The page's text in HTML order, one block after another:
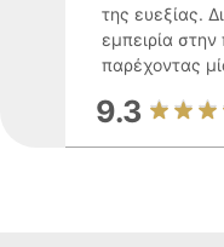
της ευεξίας.
εμπειρία στην
παρέχοντας
9.3